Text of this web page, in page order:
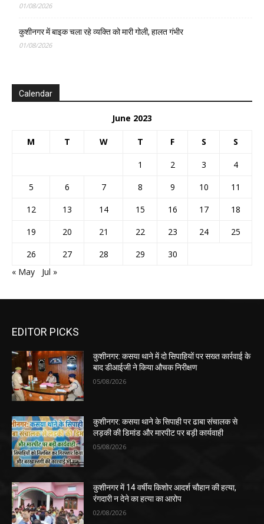
01/08/2026
कुशीनगर में बाइक चला रहे व्यक्ति को मारी गोली, हालत गंभीर
01/08/2026
Calendar
June 2023
M T W T F S S
1 2 3
4
5
6 7 8 9 10
11
12
13 14 15 16 17
18
19
20 21 22 23 24
25
26
27 28 29
30
« May
Jul »
EDITOR PICKS
कुशीनगर: कसया थाने में दो सिपाहियों पर सख्त कार्रवाई के
बाद डीआईजी ने किया औचक निरीक्षण
05/08/2026
कुशीनगर: कसया थाने के सिपाही पर ढाबा संचालक से
लड़की की डिमांड और मारपीट पर बड़ी कार्यवाही
05/08/2026
कुशीनगर में 14 वर्षीय किशोर आदर्श चौहान की हत्या,
रंगदारी न देने का हत्या का आरोप
02/08/2026